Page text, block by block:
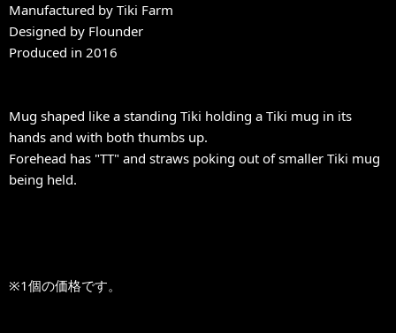
Manufactured by Tiki Farm
Designed by Flounder
Produced in 2016
Mug shaped like a standing Tiki holding a Tiki mug in its
hands and with both thumbs up.
Forehead has "TT" and straws poking out of smaller Tiki mug
being held.
※1個の価格です。